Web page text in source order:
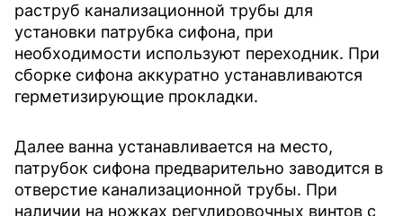
раструб канализационной трубы для
установки патрубка сифона, при
необходимости используют переходник. При
сборке сифона аккуратно устанавливаются
герметизирующие прокладки.
Далее ванна устанавливается на место,
патрубок сифона предварительно заводится в
отверстие канализационной трубы. При
наличии на ножках регулировочных винтов с